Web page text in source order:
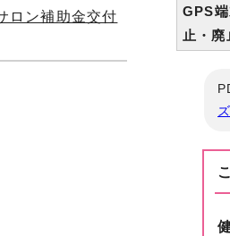
GPS
止・廃
ロン補助金交付